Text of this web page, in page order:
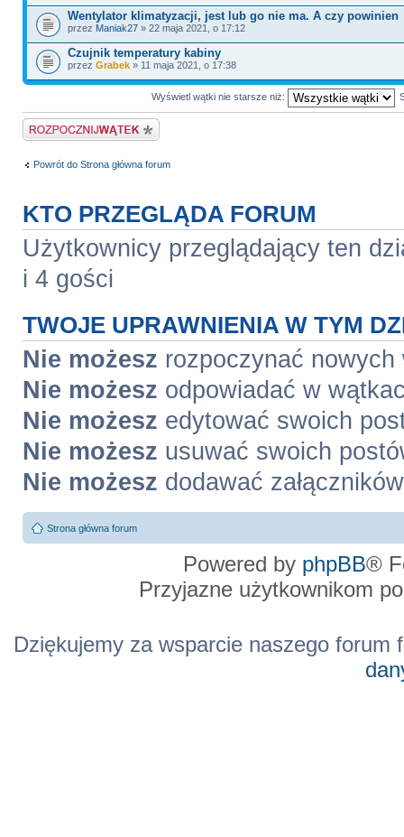
Wentylator klimatyzacji, jest lub go nie ma. A czy powinien
przez Maniak27» 22 maja 2021, o 17:12
Czujnik temperatury kabiny
przez Grabek» 11 maja 2021, o 17:38
Wyświetl wątki nie starsze niż:
Napisz wątek
Powrót do Strona główna forum
KTO PRZEGLĄDA FORUM
Użytkownicy przeglądający ten
i 4 gości
TWOJE UPRAWNIENIA W TYM
Nie możesz rozpoczynać nowych
Nie możesz odpowiadać w
Nie możesz edytować swoich
Nie możesz usuwać swoich
Nie możesz dodawać załączników
Strona główna forum
Powered by phpBB®
Przyjazne użytkownikom
Dziękujemy za wsparcie naszego